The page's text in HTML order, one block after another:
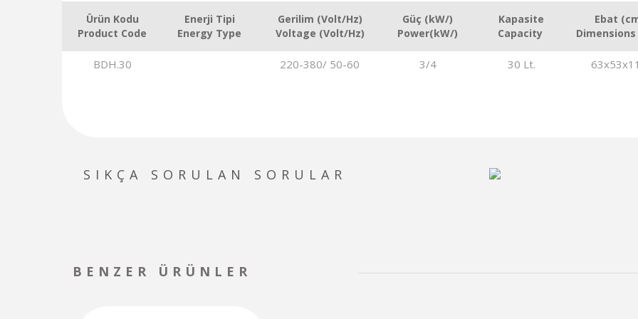
Ürün Kodu
Product Code
Enerji Tipi
Energy Type
Gerilim (Volt/Hz)
Voltage (Volt/Hz)
Güç (kW/)
Power(kW/)
Kapasite
Capacity
Ebat
BDH.30 220-380/ 50-60 3/4 30 Lt.
SIKÇA SORULAN SORULAR
BENZER ÜRÜNLER